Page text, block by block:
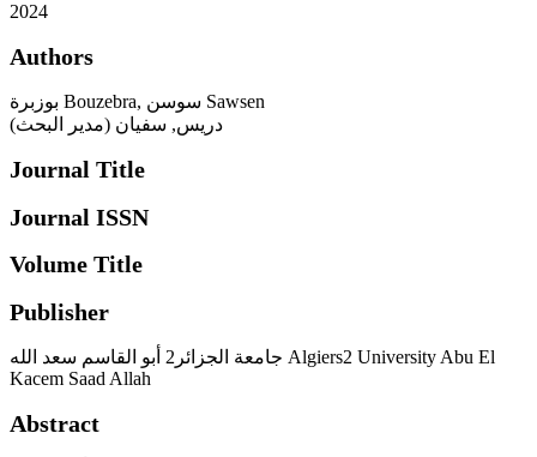
2024
Authors
بوزبرة Bouzebra, سوسن Sawsen
دريس, سفيان (مدير البحث)
Journal Title
Journal ISSN
Volume Title
Publisher
جامعة الجزائر2 أبو القاسم سعد الله Algiers2 University Abu El
Kacem Saad Allah
Abstract